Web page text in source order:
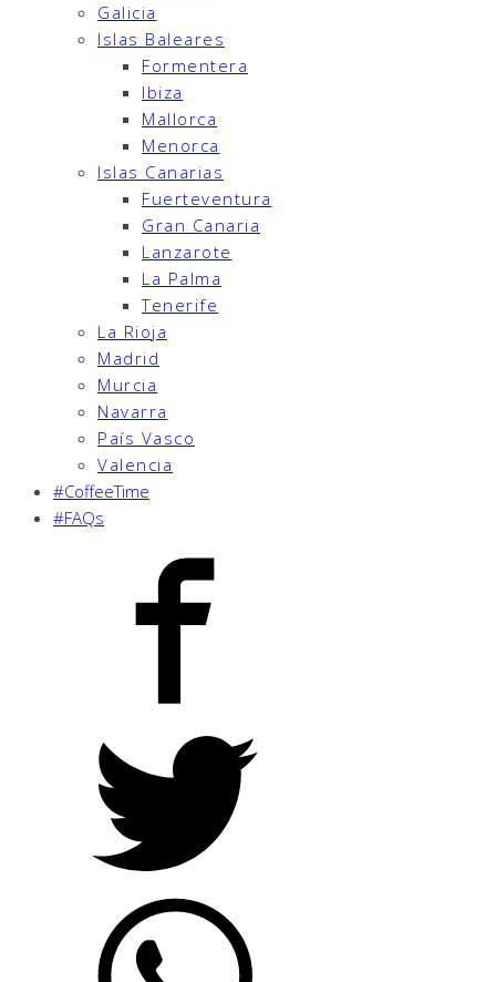
Galicia
Islas Baleares
Formentera
Ibiza
Mallorca
Menorca
Islas Canarias
Fuerteventura
Gran Canaria
Lanzarote
La Palma
Tenerife
La Rioja
Madrid
Murcia
Navarra
País Vasco
Valencia
#CoffeeTime
#FAQs